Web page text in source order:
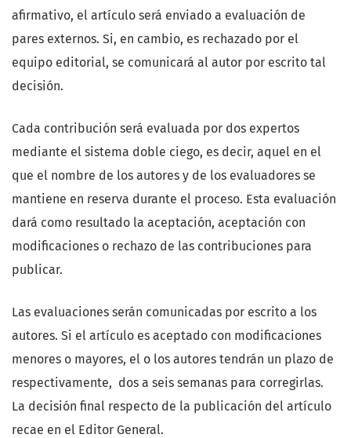
afirmativo, el artículo será enviado a evaluación de
pares externos. Si, en cambio, es rechazado por el
equipo editorial, se comunicará al autor por escrito tal
decisión.
Cada contribución será evaluada por dos expertos
mediante el sistema doble ciego, es decir, aquel en el
que el nombre de los autores y de los evaluadores se
mantiene en reserva durante el proceso. Esta evaluación
dará como resultado la aceptación, aceptación con
modificaciones o rechazo de las contribuciones para
publicar.
Las evaluaciones serán comunicadas por escrito a los
autores. Si el artículo es aceptado con modificaciones
menores o mayores, el o los autores tendrán un plazo de
respectivamente, dos a seis semanas para corregirlas.
La decisión final respecto de la publicación del artículo
recae en el Editor General.